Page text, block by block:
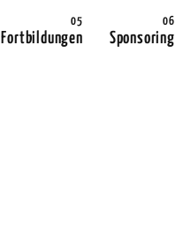
Fortbildungen Sponsoring